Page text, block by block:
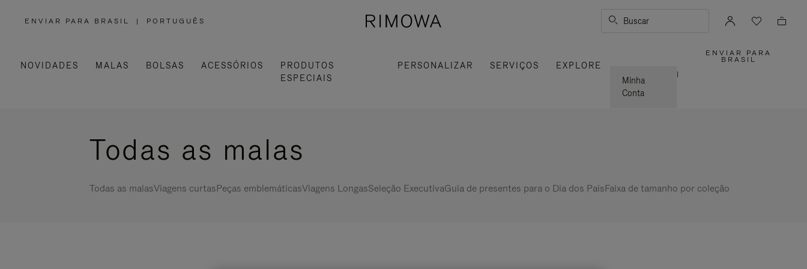
ENVIAR PARA BRASIL
,
LOCALIZAÇÃO
| PORTUGUÊS Buscar
NOVIDADES MALAS BOLSAS ACESSÓRIOS
PRODUTOS
ESPECIAIS
PERSONALIZAR SERVIÇOS
EXPLORE
Minha
Conta
ENVIAR PARA
BRASIL
|
Todas as malas
Todas as malasViagens curtasPeças emblemáticasViagens LongasSeleção ExecutivaGuia de presentes para o Dia dos PaisFaixa de tamanho por coleção